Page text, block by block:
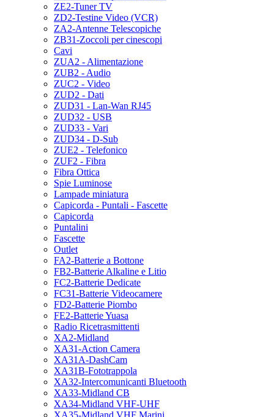
ZE2-Tuner TV
ZD2-Testine Video (VCR)
ZA2-Antenne Telescopiche
ZB31-Zoccoli per cinescopi
Cavi
ZUA2 - Alimentazione
ZUB2 - Audio
ZUC2 - Video
ZUD2 - Dati
ZUD31 - Lan-Wan RJ45
ZUD32 - USB
ZUD33 - Vari
ZUD34 - D-Sub
ZUE2 - Telefonico
ZUF2 - Fibra
Fibra Ottica
Spie Luminose
Lampade miniatura
Capicorda - Puntali - Fascette
Capicorda
Puntalini
Fascette
Outlet
FA2-Batterie a Bottone
FB2-Batterie Alkaline e Litio
FC2-Batterie Dedicate
FC31-Batterie Videocamere
FD2-Batterie Piombo
FE2-Batterie Yuasa
Radio Ricetrasmittenti
XA2-Midland
XA31-Action Camera
XA31A-DashCam
XA31B-Fototrappola
XA32-Intercomunicanti Bluetooth
XA33-Midland CB
XA34-Midland VHF-UHF
XA35-Midland VHF Marini